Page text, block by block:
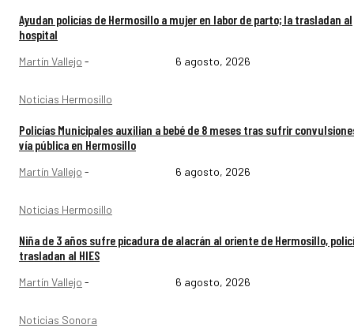
Ayudan policías de Hermosillo a mujer en labor de parto; la trasladan al
hospital
Martín Vallejo - 6 agosto, 2026
Noticias Hermosillo
Policías Municipales auxilian a bebé de 8 meses tras sufrir
vía pública en Hermosillo
Martín Vallejo - 6 agosto, 2026
Noticias Hermosillo
Niña de 3 años sufre picadura de alacrán al oriente de Hermosillo,
trasladan al HIES
Martín Vallejo - 6 agosto, 2026
Noticias Sonora